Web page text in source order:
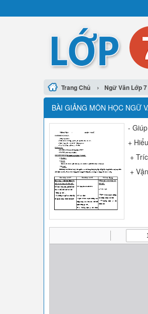
Trang Chủ › Ngữ Văn Lớp 7
BÀI GIẢNG MÔN HỌC NGỮ
-
+
+
+